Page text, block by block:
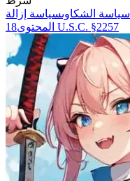
سياسة الشكاوىسياسة إزالة
المحتوى 18 U.S.C. §2257